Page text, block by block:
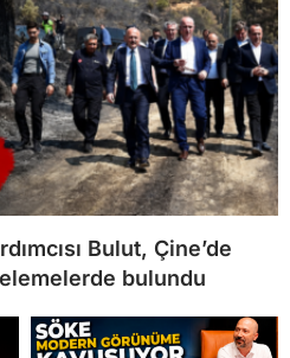
Bulut, Çine’de
bulundu